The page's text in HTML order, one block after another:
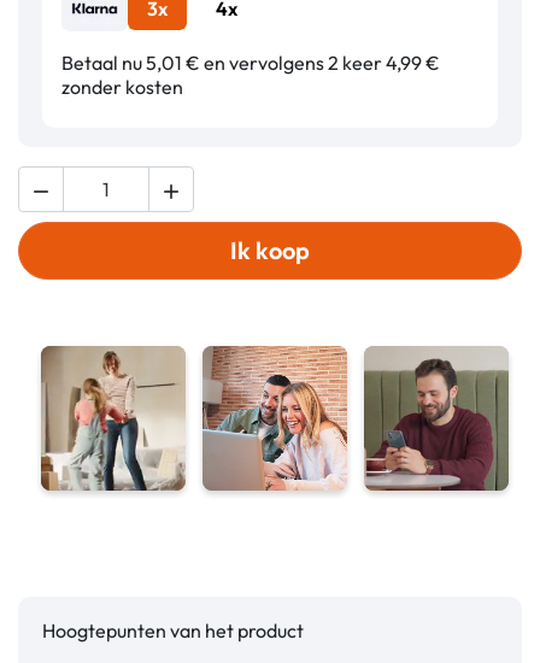
3x 4x
Betaal nu 5,01 € en vervolgens 2 keer 4,99 €
zonder kosten
 
Ik koop
Hoogtepunten van het product